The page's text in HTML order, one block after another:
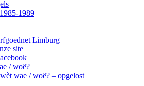
1989
Limburg
site
/ woë?
wae / woë? – opgelost